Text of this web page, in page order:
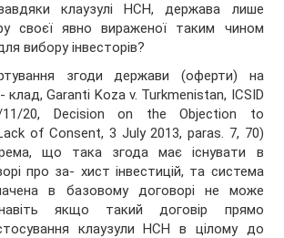
клаузулі НСН, держава лише
своєї явно вираженої таким чином
вибору інвесторів?
згоди держави (оферти) на
клад, Garanti Koza v. Turkmenistan, ICSID
11/20, Decision on the Objection to
of Consent, 3 July 2013, paras. 7, 70)
що така згода має існувати в
про за- хист інвестицій, та система
в базовому договорі не може
якщо такий договір прямо
клаузули НСН в цілому до